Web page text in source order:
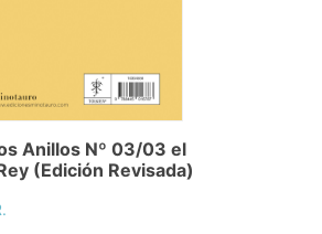
Anillos Nº 03/03 el
(Edición Revisada)